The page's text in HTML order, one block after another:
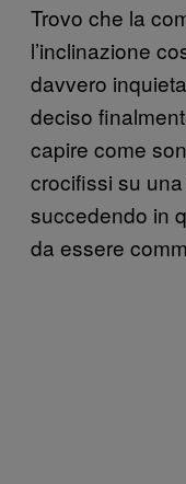
Trovo che la
l’inclinazione
davvero
deciso
capire come
crocifissi su
succedendo in
da essere